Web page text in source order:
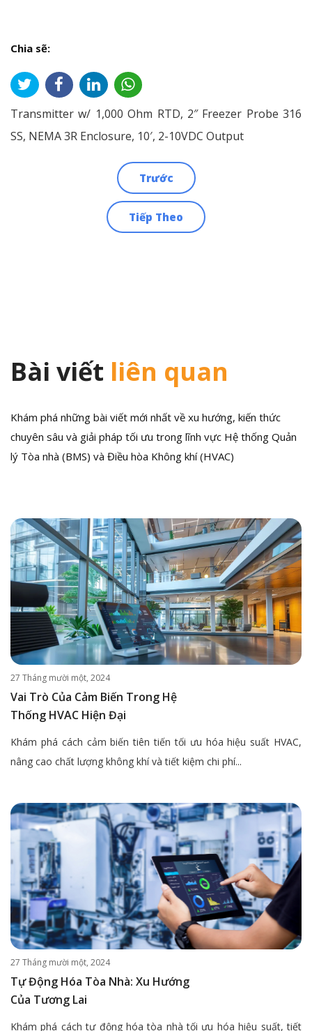
Chia sẽ:
Transmitter w/ 1,000 Ohm RTD, 2″ Freezer Probe 316
SS, NEMA 3R Enclosure, 10′, 2-10VDC Output
Trước
Tiếp Theo
Bài viết liên quan
Khám phá những bài viết mới nhất về xu hướng, kiến thức
chuyên sâu và giải pháp tối ưu trong lĩnh vực Hệ thống Quản
lý Tòa nhà (BMS) và Điều hòa Không khí (HVAC)
27 Tháng mười một, 2024
Vai Trò Của Cảm Biến Trong Hệ
Thống HVAC Hiện Đại
Khám phá cách cảm biến tiên tiến tối ưu hóa hiệu suất HVAC,
nâng cao chất lượng không khí và tiết kiệm chi phí...
27 Tháng mười một, 2024
Tự Động Hóa Tòa Nhà: Xu Hướng
Của Tương Lai
Khám phá cách tự động hóa tòa nhà tối ưu hóa hiệu suất, tiết